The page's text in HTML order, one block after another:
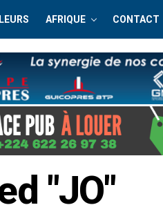
AFRIQUE CONTACT
"JO"